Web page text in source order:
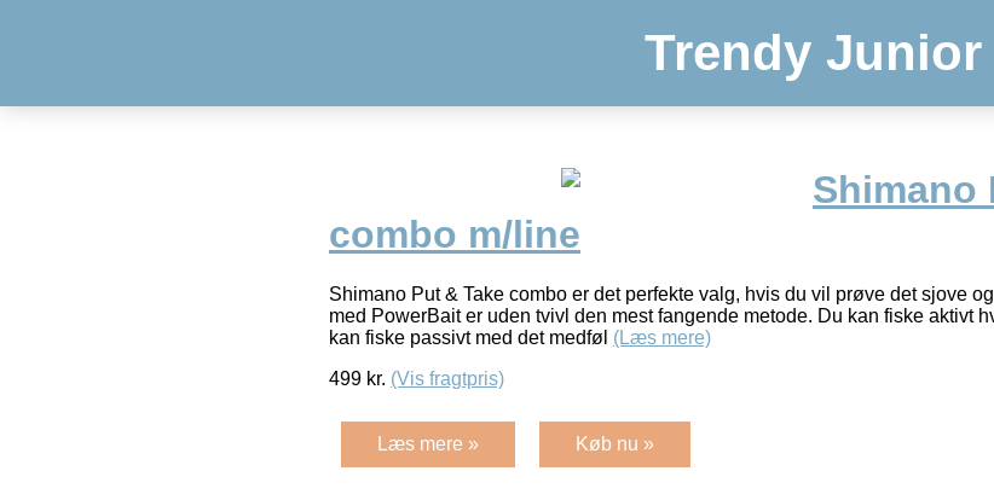
Trendy Junior
Shimano
combo m/line
Shimano Put & Take combo er det perfekte valg, hvis du vil prøve det sjove
med PowerBait er uden tvivl den mest fangende metode. Du kan fiske aktivt
kan fiske passivt med det medføl (Læs mere)
499 kr. (Vis fragtpris)
Læs mere » Køb nu »